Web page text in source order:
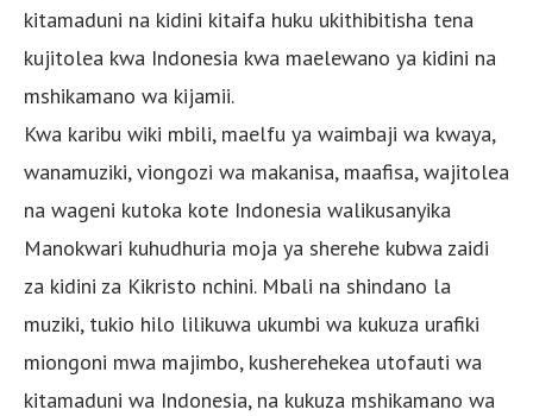
kitamaduni na kidini kitaifa huku ukithibitisha tena
kujitolea kwa Indonesia kwa maelewano ya kidini na
mshikamano wa kijamii.
Kwa karibu wiki mbili, maelfu ya waimbaji wa kwaya,
wanamuziki, viongozi wa makanisa, maafisa, wajitolea
na wageni kutoka kote Indonesia walikusanyika
Manokwari kuhudhuria moja ya sherehe kubwa zaidi
za kidini za Kikristo nchini. Mbali na shindano la
muziki, tukio hilo lilikuwa ukumbi wa kukuza urafiki
miongoni mwa majimbo, kusherehekea utofauti wa
kitamaduni wa Indonesia, na kukuza mshikamano wa